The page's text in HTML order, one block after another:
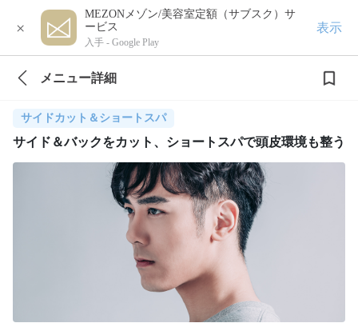
×
MEZONメゾン/美容室定額（サブスク）サ
ービス
入手 - Google Play
表示
メニュー詳細
サイドカット＆ショートスパ
サイド＆バックをカット、ショートスパで頭皮環境も整う